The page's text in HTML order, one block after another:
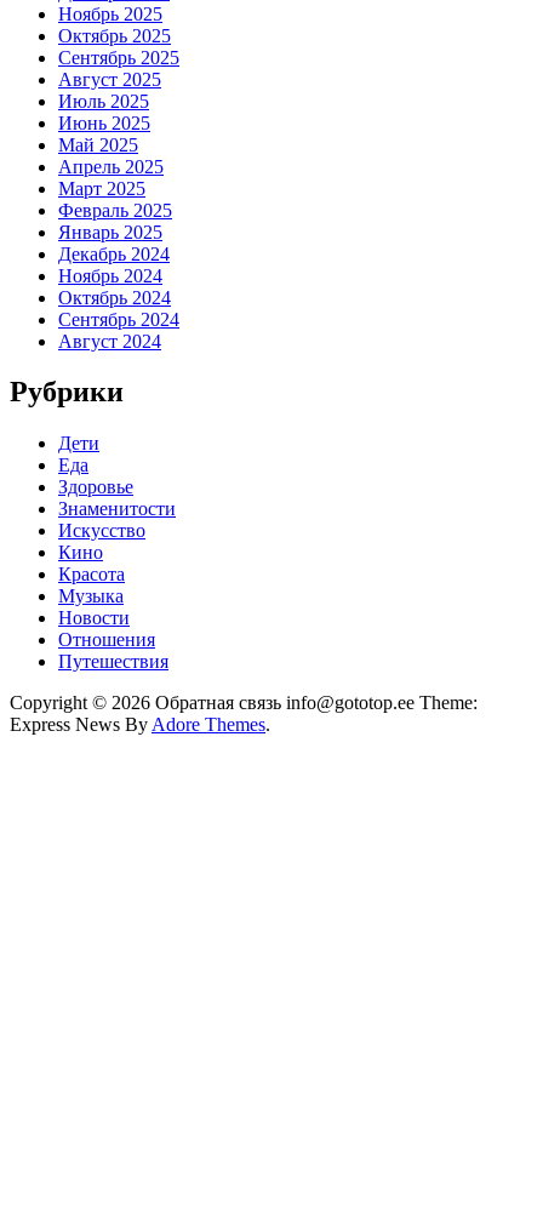
Ноябрь 2025
Октябрь 2025
Сентябрь 2025
Август 2025
Июль 2025
Июнь 2025
Май 2025
Апрель 2025
Март 2025
Февраль 2025
Январь 2025
Декабрь 2024
Ноябрь 2024
Октябрь 2024
Сентябрь 2024
Август 2024
Рубрики
Дети
Еда
Здоровье
Знаменитости
Искусство
Кино
Красота
Музыка
Новости
Отношения
Путешествия
Copyright © 2026 Обратная связь info@gototop.ee Theme:
Express News By Adore Themes.